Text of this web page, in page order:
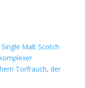
Malt Scotch
Torfrauch, der